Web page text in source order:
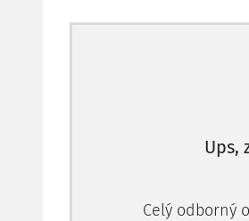
Ups,
Celý odborný